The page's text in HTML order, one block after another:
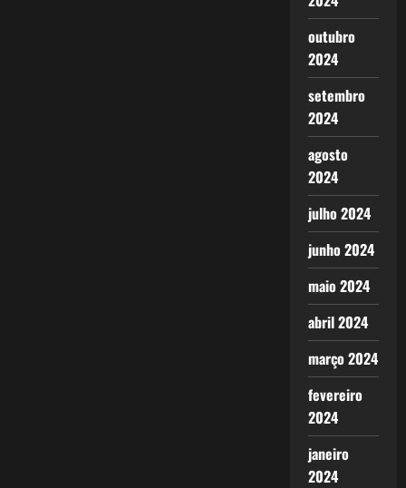
outubro
2024
setembro
2024
agosto
2024
julho 2024
junho 2024
maio 2024
abril 2024
março 2024
fevereiro
2024
janeiro
2024